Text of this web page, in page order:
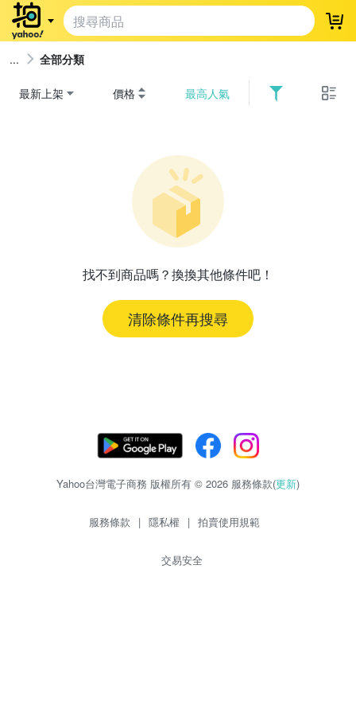
登
全部分類
最新上架 價格 最高人氣
找不到商品嗎？換換其他條件吧！
清除條件再搜尋
Yahoo台灣電子商務 版權所有 © 2026 服務條款(更新)
服務條款 | 隱私權 | 拍賣使用規範
交易安全